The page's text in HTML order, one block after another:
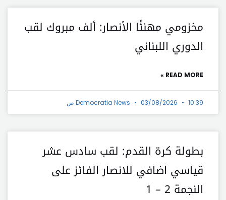
مخزومي مهنئًا الأنصار: ألف مبروك لقب
الدوري اللبناني
READ MORE »
Democratia News 03/08/2026 10:39 ص
بطولة كرة القدم: لقب سادس عشر
قياسي اضافي للانصار الفائز على
النجمة 2 – 1